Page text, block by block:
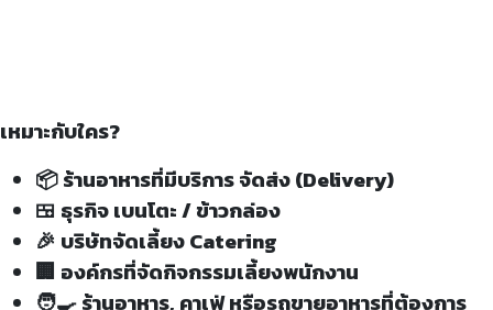
เหมาะกับใคร?
📦 ร้านอาหารที่มีบริการ จัดส่ง (Delivery)
🍱 ธุรกิจ เบนโตะ / ข้าวกล่อง
🎉 บริษัทจัดเลี้ยง Catering
🏢 องค์กรที่จัดกิจกรรมเลี้ยงพนักงาน
🧑‍🍳 ร้านอาหาร, คาเฟ่ หรือรถขายอาหารที่ต้องการ